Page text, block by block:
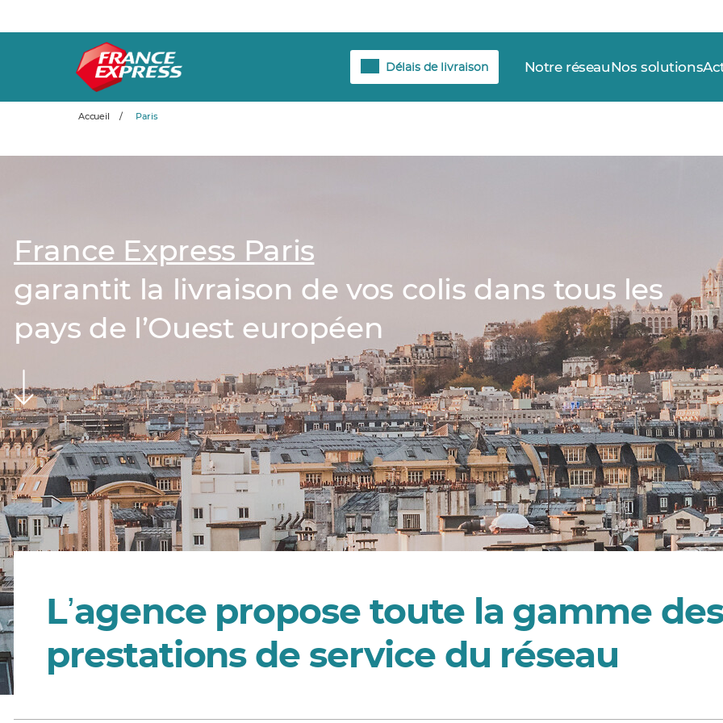
Délais de livraison Notre réseau Nos solutions
Accueil / Paris
France Express Paris
garantit la livraison de vos colis dans tous les
pays de l’Ouest européen
Lʼagence propose toute la gamme des
prestations de service du réseau